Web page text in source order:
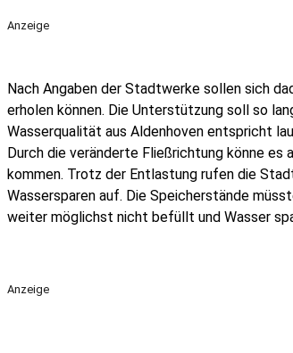
Anzeige
Nach Angaben der Stadtwerke sollen sich
erholen können. Die Unterstützung soll so
Wasserqualität aus Aldenhoven entspricht
Durch die veränderte Fließrichtung könne
kommen. Trotz der Entlastung rufen die
Wassersparen auf. Die Speicherstände
weiter möglichst nicht befüllt und Wasser
Anzeige